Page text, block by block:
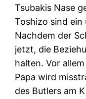
Tsubakis Nase
Toshizo sind ein
Nachdem der
jetzt, die
halten. Vor
Papa wird
des Butlers am